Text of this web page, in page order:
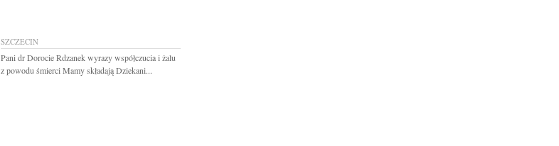
SZCZECIN
Pani dr Dorocie Rdzanek wyrazy współczucia i żalu
z powodu śmierci Mamy składają Dziekani...